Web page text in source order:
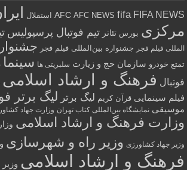
AFC AFC NEWS fifa FIFA NEWS استقلال
مرکزی بورس تئاتر تیم فوتبال پرسپولیس
المللی فیلم فجر جشنواره بین‌المللی فیلم فجر
تمتع خودرو سازمان حج و زیارت سلبریتی ها سینما
فوتبال فرهنگ و ارشاد اسلامی
فیلم سینمایی قرآن کریم لیگ برتر لیگ برتر
موسیقی نمایشگاه بین‌المللی کتاب تهران وزارت جهاد
وزارت فرهنگ و ارشاد اسلامی
وزیر جهاد کشاورزی وزیر راه و شهرسازی
فرهنگ و ارشاد اسلامی